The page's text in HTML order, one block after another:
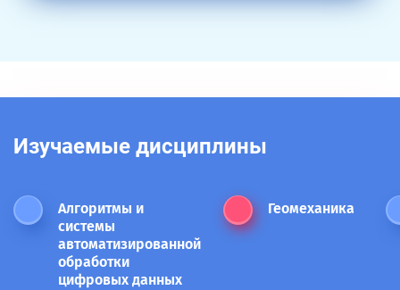
Изучаемые дисциплины
Алгоритмы и
системы
автоматизированной
обработки
цифровых данных
Геомеханика